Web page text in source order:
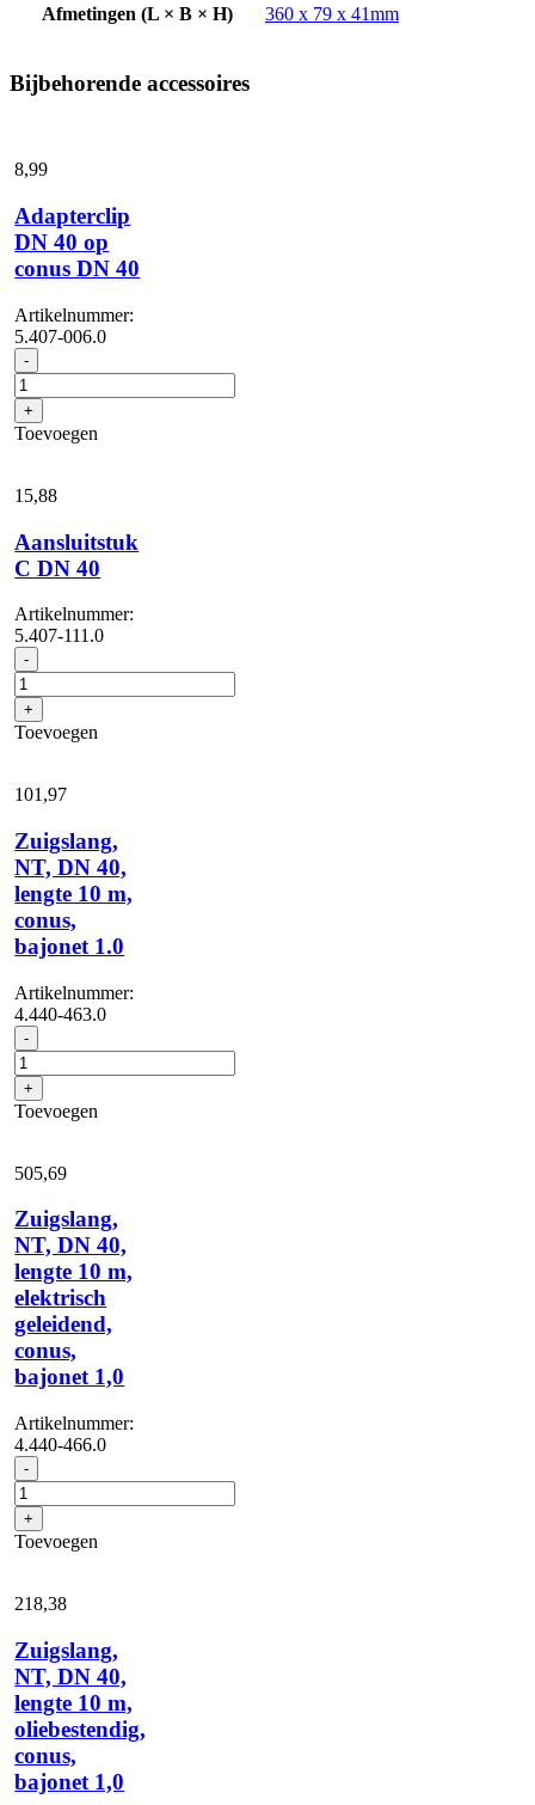
Afmetingen (L × B × H) 360 x 79 x 41mm
Bijbehorende accessoires
8,99
Adapterclip
DN 40 op
conus DN 40
Artikelnummer:
5.407-006.0
- Adapterclip
DN
40
op
conus
40
aantal
+
Toevoegen
15,88
Aansluitstuk
C DN 40
Artikelnummer:
5.407-111.0
- Aansluitstuk
C
DN
40
aantal
+
Toevoegen
101,97
Zuigslang,
NT, DN 40,
lengte 10 m,
conus,
bajonet 1.0
Artikelnummer:
4.440-463.0
- Zuigslang,
NT,
DN
40,
lengte
m,
conus,
bajonet
1.0
aantal
+
Toevoegen
505,69
Zuigslang,
NT, DN 40,
lengte 10 m,
elektrisch
geleidend,
conus,
bajonet 1,0
Artikelnummer:
4.440-466.0
- Zuigslang,
NT,
DN
40,
lengte
m,
elektrisch
geleidend,
conus,
bajonet
1,0
aantal
+
Toevoegen
218,38
Zuigslang,
NT, DN 40,
lengte 10 m,
oliebestendig,
conus,
bajonet 1,0